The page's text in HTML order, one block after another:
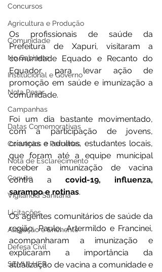
Concursos
Agricultura e Produção
Comunidade
No Gabinete
Institucional e Governo
Nota Pesar
Campanhas
Datas Comemorativas
Convênios e Parcerias
Nota de Esclarecimento
Convite
Vigilância Sanitária
Licitações
Alagação e Enchente
Defesa Civil
SEMULHER
Os profissionais de saúde da
Prefeitura de Xapuri, visitaram a
comunidade Equado e Recanto do
Equador, para levar ação de
promoção em saúde e imunização a
comunidade.
Foi um dia bastante movimentado,
com a participação de jovens,
crianças e adultos, estudantes locais,
que foram até a equipe municipal
receber a imunização de vacina
contra a covid-19, influenza,
sarampo e rotinas.
Os agentes comunitários de saúde da
região, Paulo, Artermildo e Francinei,
acompanharam a imunização e
explicaram a importância da
atualização de vacina a comunidade e